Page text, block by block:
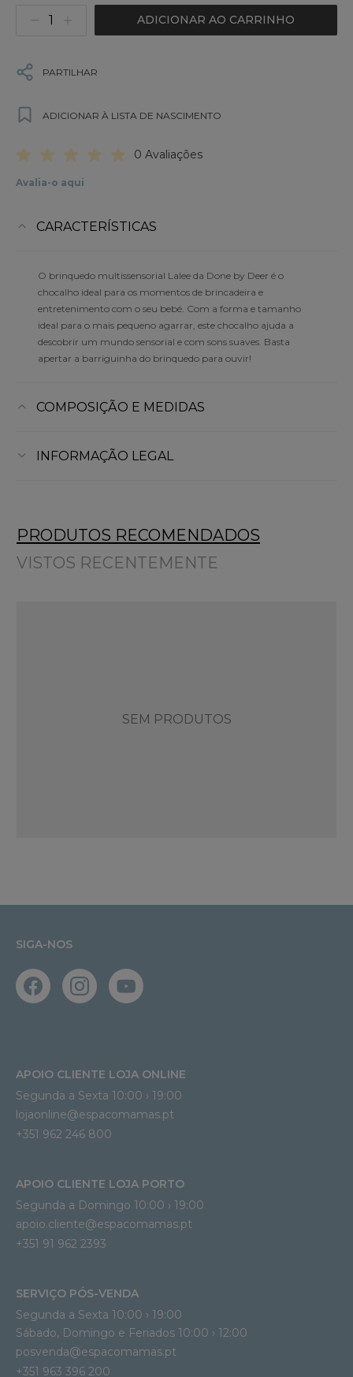
ADICIONAR AO CARRINHO
PARTILHAR
ADICIONAR À LISTA DE NASCIMENTO
0 Avaliações
Avalia-o aqui
CARACTERÍSTICAS
O brinquedo multissensorial Lalee da Done by Deer é o
chocalho ideal para os momentos de brincadeira e
entretenimento com o seu bebé. Com a forma e tamanho
ideal para o mais pequeno agarrar, este chocalho ajuda a
descobrir um mundo sensorial e com sons suaves. Basta
apertar a barriguinha do brinquedo para ouvir!
COMPOSIÇÃO E MEDIDAS
INFORMAÇÃO LEGAL
PRODUTOS RECOMENDADOS
VISTOS RECENTEMENTE
SEM PRODUTOS
SIGA-NOS
APOIO CLIENTE LOJA ONLINE
Segunda a Sexta 10:00 › 19:00
lojaonline@espacomamas.pt
+351 962 246 800
APOIO CLIENTE LOJA PORTO
Segunda a Domingo 10:00 › 19:00
apoio.cliente@espacomamas.pt
+351 91 962 2393
SERVIÇO PÓS-VENDA
Segunda a Sexta 10:00 › 19:00
Sábado, Domingo e Feriados 10:00 › 12:00
posvenda@espacomamas.pt
+351 963 396 200